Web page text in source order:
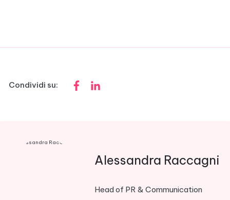
Condividi su:
Alessandra Raccagni
Head of PR & Communication